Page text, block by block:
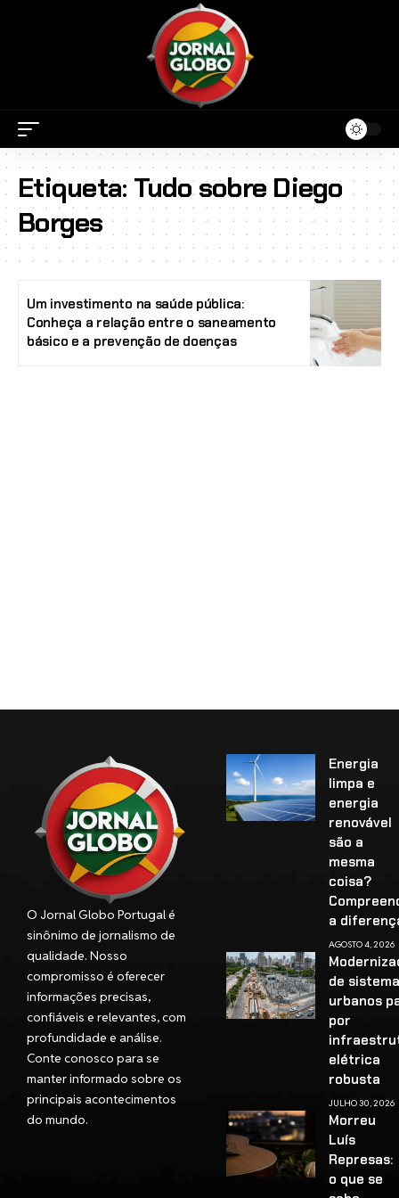
Etiqueta: Tudo sobre Diego
Borges
Um investimento na saúde pública:
Conheça a relação entre o saneamento
básico e a prevenção de doenças
O Jornal Globo Portugal é
sinônimo de jornalismo de
qualidade. Nosso
compromisso é oferecer
informações precisas,
confiáveis e relevantes, com
profundidade e análise.
Conte conosco para se
manter informado sobre os
principais acontecimentos
do mundo.
Energia
limpa e
energia
renovável
são a
mesma
coisa?
a
AGOSTO 4, 2026
de
urbanos
por
elétrica
robusta
JULHO 30, 2026
Morreu
Luís
Represas:
o que se